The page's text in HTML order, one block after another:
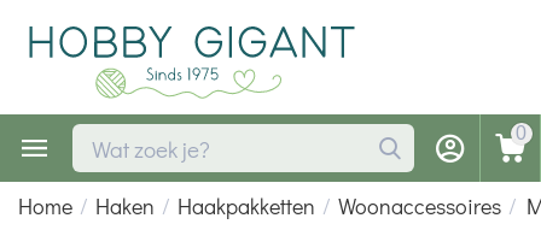
0
Home / Haken / Haakpakketten / Woonaccessoires /